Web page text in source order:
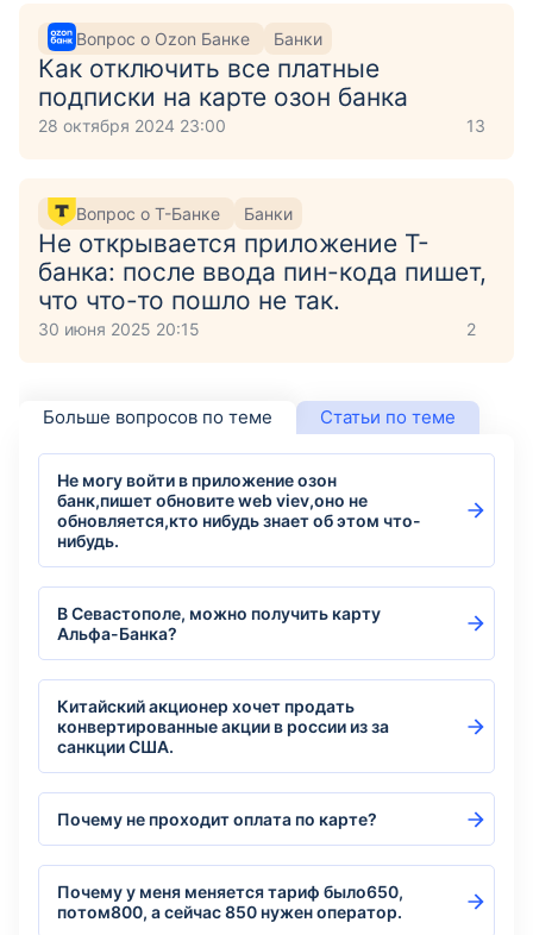
Вопрос о Ozon Банке Банки
Как отключить все платные
подписки на карте озон банка
28 октября 2024 23:00 13
Вопрос о Т-Банке Банки
Не открывается приложение Т-
банка: после ввода пин-кода пишет,
что что-то пошло не так.
30 июня 2025 20:15 2
Больше вопросов по теме Статьи по теме
Не могу войти в приложение озон
банк,пишет обновите web viev,оно не
обновляется,кто нибудь знает об этом что-
нибудь.
В Севастополе, можно получить карту
Альфа-Банка?
Китайский акционер хочет продать
конвертированные акции в россии из за
санкции США.
Почему не проходит оплата по карте?
Почему у меня меняется тариф было650,
потом800, а сейчас 850 нужен оператор.